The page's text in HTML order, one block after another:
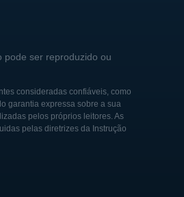
os
pode ser reproduzido ou
consideradas confiáveis, como
garantia expressa sobre a sua
pelos próprios leitores. As
pelas diretrizes da Instrução